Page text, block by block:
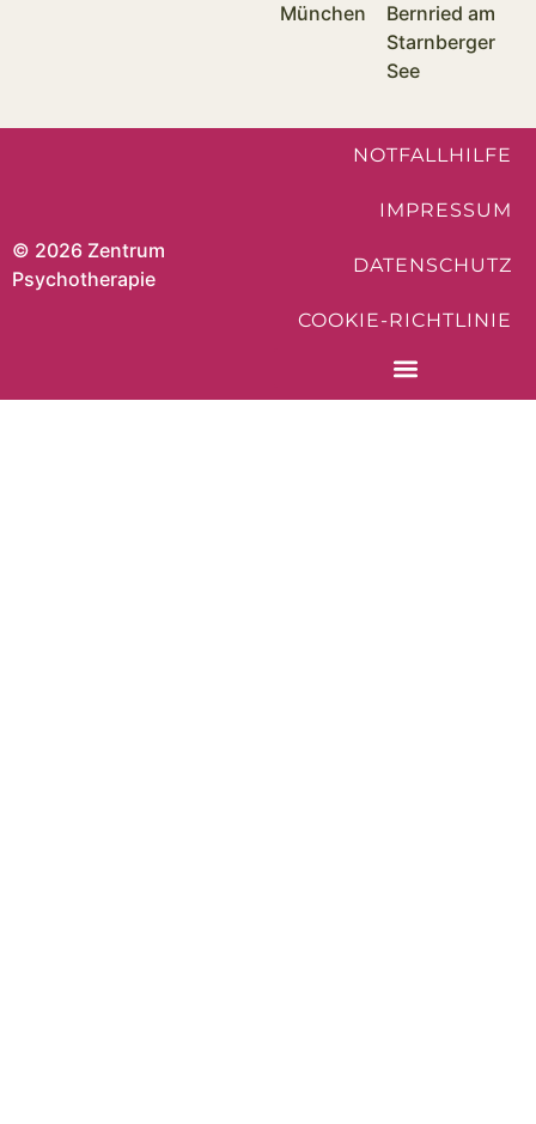
München
Bernried am
Starnberger
See
© 2026 Zentrum
Psychotherapie
NOTFALLHILFE
IMPRESSUM
DATENSCHUTZ
COOKIE-RICHTLINIE